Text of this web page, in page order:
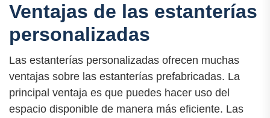
Ventajas de las estanterías
personalizadas
Las estanterías personalizadas ofrecen muchas
ventajas sobre las estanterías prefabricadas. La
principal ventaja es que puedes hacer uso del
espacio disponible de manera más eficiente. Las